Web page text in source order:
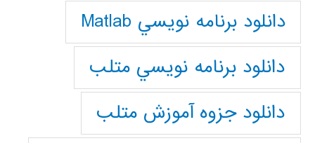
دانلود برنامه نويسي Matlab
دانلود برنامه نويسي متلب
دانلود جزوه آموزش متلب